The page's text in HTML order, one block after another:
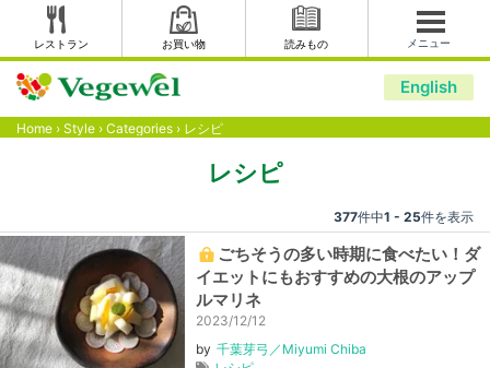
レストラン お買い物 読みもの メニュー
English
Home › Style › Categories › レシピ
レシピ
377件中1 - 25件を表示
ごちそうの多い時期に食べたい！ダ
イエットにもおすすめの大根のアップ
ルマリネ
2023/12/12
by 千葉芽弓／Miyumi Chiba